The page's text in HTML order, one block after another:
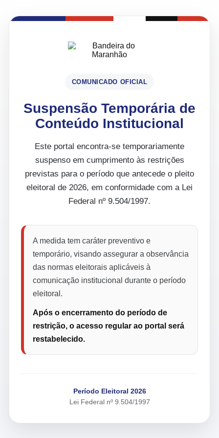
COMUNICADO OFICIAL
Suspensão Temporária de
Conteúdo Institucional
Este portal encontra-se temporariamente
suspenso em cumprimento às restrições
previstas para o período que antecede o pleito
eleitoral de 2026, em conformidade com a Lei
Federal nº 9.504/1997.
A medida tem caráter preventivo e
temporário, visando assegurar a observância
das normas eleitorais aplicáveis à
comunicação institucional durante o período
eleitoral.
Após o encerramento do período de
restrição, o acesso regular ao portal será
restabelecido.
Período Eleitoral 2026
Lei Federal nº 9.504/1997